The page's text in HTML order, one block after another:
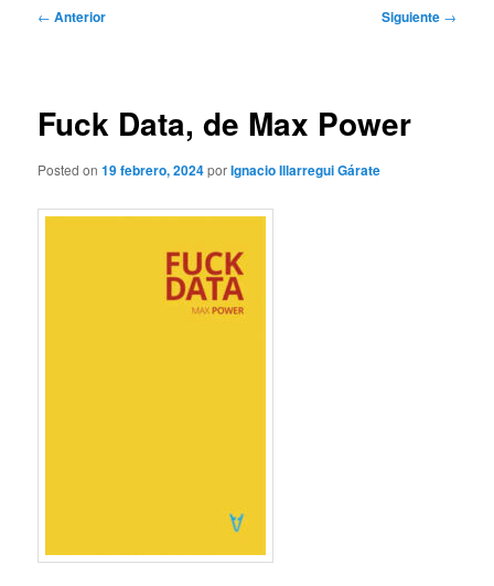
Navegación
← Anterior Siguiente →
Fuck Data, de Max Power
Posted on19 febrero, 2024porIgnacio Illarregui Gárate